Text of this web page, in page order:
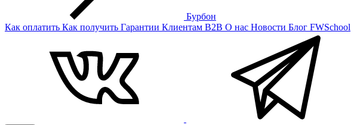
Бурбон
Как оплатить Как получить Гарантии Клиентам B2B О нас Новости Блог FWSchool